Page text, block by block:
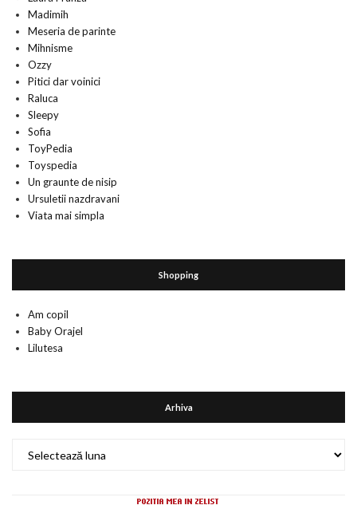
Madimih
Meseria de parinte
Mihnisme
Ozzy
Pitici dar voinici
Raluca
Sleepy
Sofia
ToyPedia
Toyspedia
Un graunte de nisip
Ursuletii nazdravani
Viata mai simpla
Shopping
Am copil
Baby Orajel
Lilutesa
Arhiva